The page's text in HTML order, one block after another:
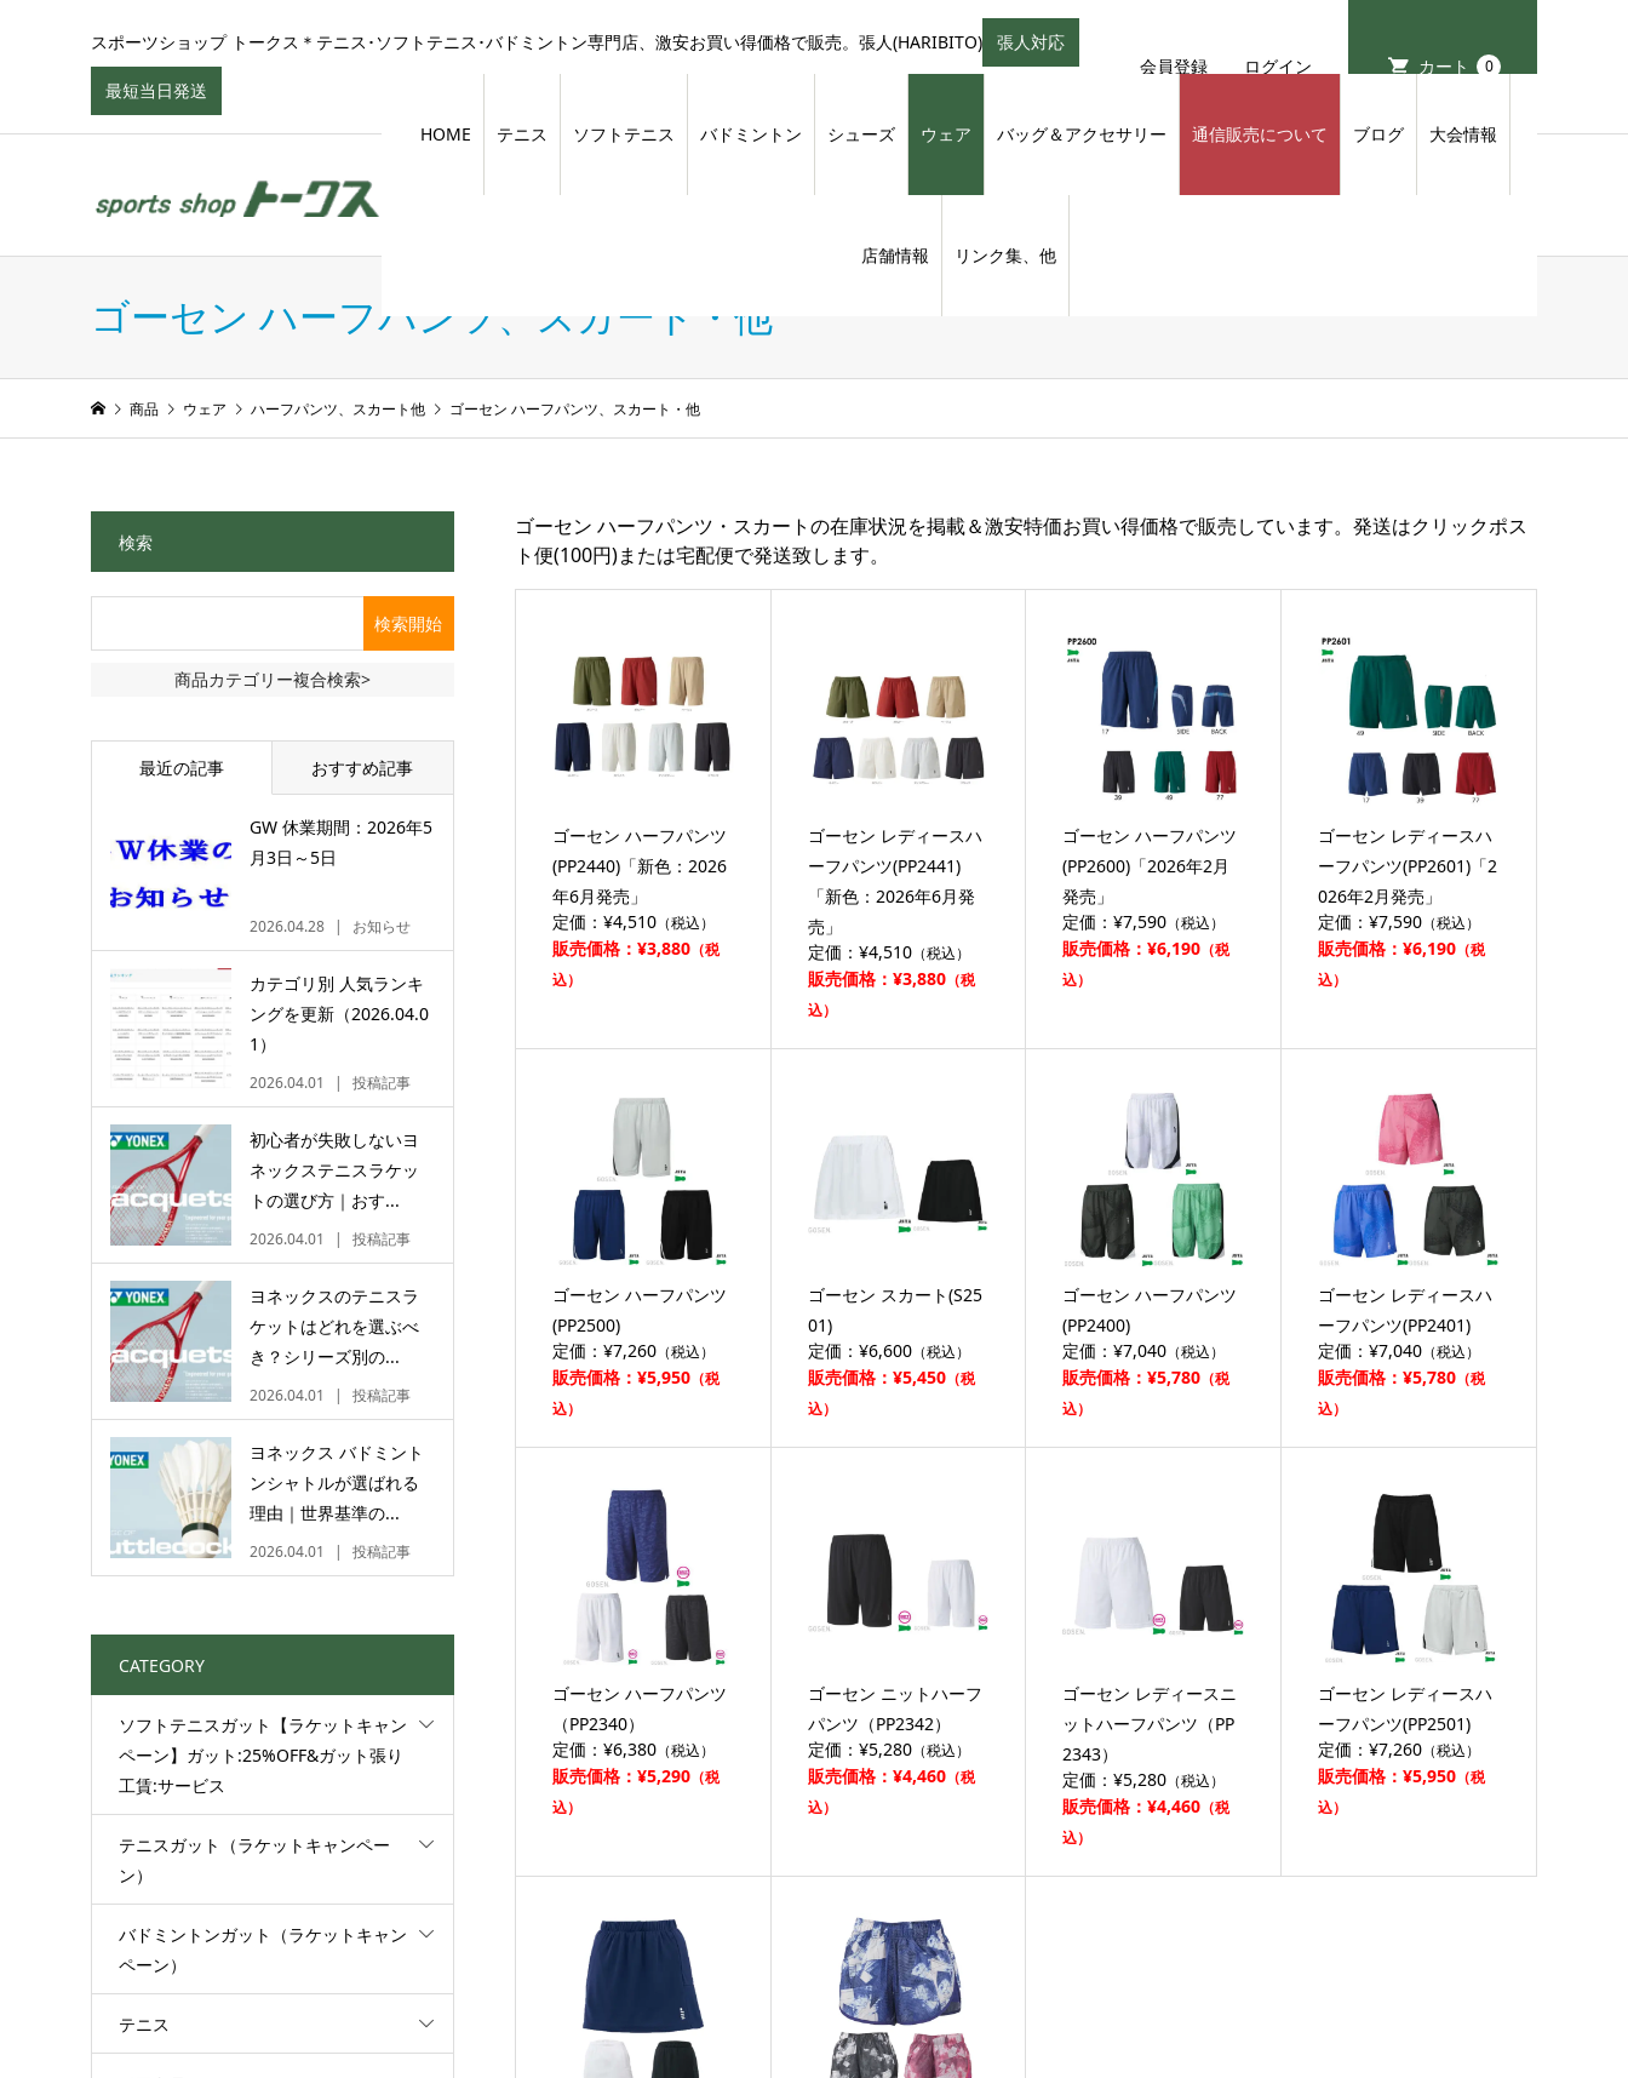
スポーツショップ トークス＊テニス･ソフトテニス･バドミントン専門店、激安お買い得価格で販売。張人(HARIBITO) 張人対応
最短当日発送
会員登録 ログイン カート 0
HOME テニス ソフトテニス バドミントン シューズ ウェア バッグ＆アクセサリー 通信販売について ブログ 大会情報
店舗情報 リンク集、他
ゴーセン ハーフパンツ、スカート・他
商品 ウェア ハーフパンツ、スカート他 ゴーセン ハーフパンツ、スカート・他
ゴーセン ハーフパンツ・スカートの在庫状況を掲載＆激安特価お買い得価格で販売しています。発送はクリックポス
ト便(100円)または宅配便で発送致します。
ゴーセン ハーフパンツ
(PP2440)「新色：2026
年6月発売」
定価：¥4,510（税込）
販売価格：¥3,880（税
込）
ゴーセン レディースハ
ーフパンツ(PP2441)
「新色：2026年6月発
売」
定価：¥4,510（税込）
販売価格：¥3,880（税
込）
ゴーセン ハーフパンツ
(PP2600)「2026年2月
発売」
定価：¥7,590 （税込）
販売価格：¥6,190 （税
込）
ゴーセン レディースハ
ーフパンツ(PP2601)「2
026年2月発売」
定価：¥7,590 （税込）
販売価格：¥6,190 （税
込）
ゴーセン ハーフパンツ
(PP2500)
定価：¥7,260（税込）
販売価格：¥5,950（税
込）
ゴーセン スカート(S25
01)
定価：¥6,600（税込）
販売価格：¥5,450（税
込）
ゴーセン ハーフパンツ
(PP2400)
定価：¥7,040 （税込）
販売価格：¥5,780 （税
込）
ゴーセン レディースハ
ーフパンツ(PP2401)
定価：¥7,040 （税込）
販売価格：¥5,780 （税
込）
ゴーセン ハーフパンツ
（PP2340）
定価：¥6,380（税込）
販売価格：¥5,290（税
込）
ゴーセン ニットハーフ
パンツ（PP2342）
定価：¥5,280（税込）
販売価格：¥4,460（税
込）
ゴーセン レディースニ
ットハーフパンツ（PP
2343）
定価：¥5,280 （税込）
販売価格：¥4,460 （税
込）
ゴーセン レディースハ
ーフパンツ(PP2501)
定価：¥7,260 （税込）
販売価格：¥5,950 （税
込）
検索
商品カテゴリー複合検索>
最近の記事 おすすめ記事
GW 休業期間：2026年5
月3日～5日
2026.04.28 お知らせ
カテゴリ別 人気ランキ
ングを更新（2026.04.0
1）
2026.04.01 投稿記事
初心者が失敗しないヨ
ネックステニスラケッ
トの選び方｜おす...
2026.04.01 投稿記事
ヨネックスのテニスラ
ケットはどれを選ぶべ
き？シリーズ別の...
2026.04.01 投稿記事
ヨネックス バドミント
ンシャトルが選ばれる
理由｜世界基準の...
2026.04.01 投稿記事
CATEGORY
ソフトテニスガット【ラケットキャン
ペーン】ガット:25%OFF&ガット張り
工賃:サービス
テニスガット（ラケットキャンペー
ン）
バドミントンガット（ラケットキャン
ペーン）
テニス